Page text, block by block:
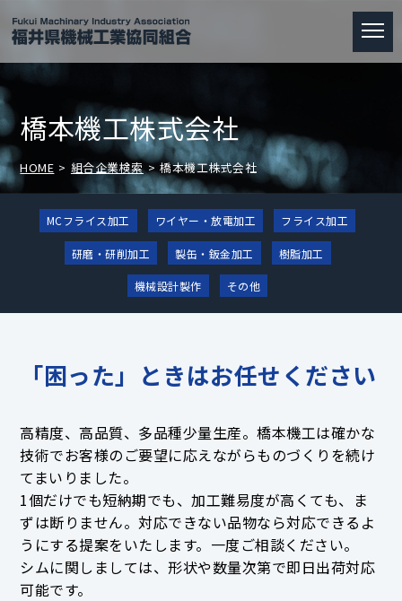
橋本機工株式会社
HOME 組合企業検索 橋本機工株式会社
MCフライス加工 ワイヤー・放電加工 フライス加工
研磨・研削加工 製缶・鈑金加工 樹脂加工
機械設計製作 その他
「困った」ときはお任せください
高精度、高品質、多品種少量生産。橋本機工は確かな
技術でお客様のご要望に応えながらものづくりを続け
てまいりました。
1個だけでも短納期でも、加工難易度が高くても、ま
ずは断りません。対応できない品物なら対応できるよ
うにする提案をいたします。一度ご相談ください。
シムに関しましては、形状や数量次第で即日出荷対応
可能です。